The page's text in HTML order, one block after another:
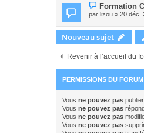
Formation
par lizou » 20 déc.
Nouveau sujet
Revenir à l’accueil du
PERMISSIONS DU FORUM
Vous ne pouvez pas
Vous ne pouvez pas
Vous ne pouvez pas
Vous ne pouvez pas